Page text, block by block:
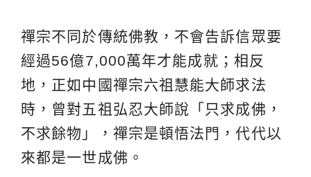
禪宗不同於傳統佛教，不會告訴信眾要
經過56億7,000萬年才能成就；相反
地，正如中國禪宗六祖慧能大師求法
時，曾對五祖弘忍大師說「只求成佛，
不求餘物」，禪宗是頓悟法門，代代以
來都是一世成佛。